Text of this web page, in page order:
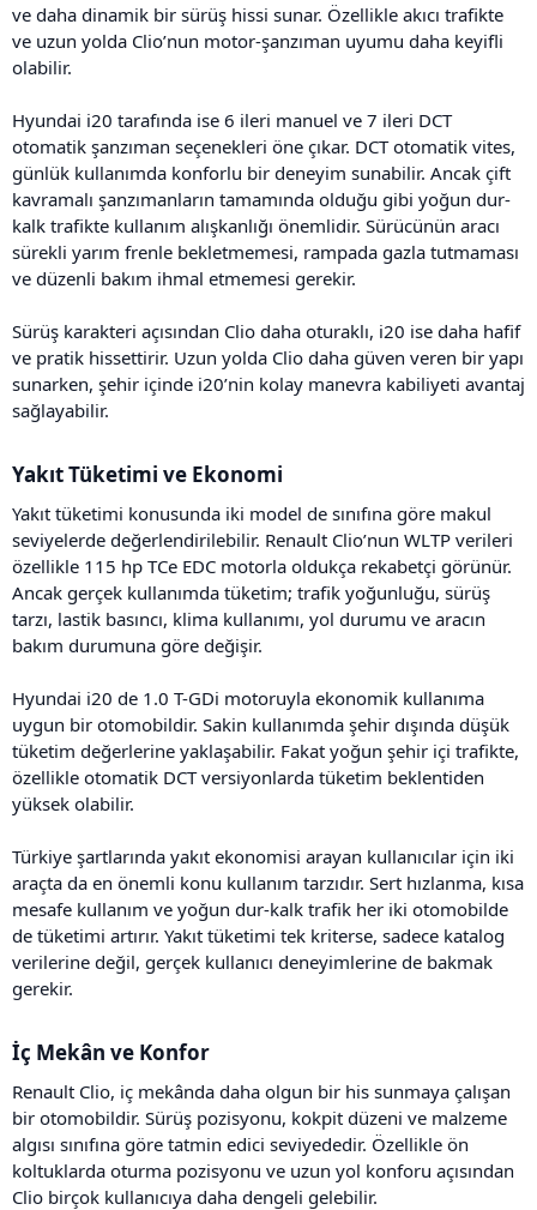
ve daha dinamik bir sürüş hissi sunar. Özellikle akıcı trafikte
ve uzun yolda Clio’nun motor-şanzıman uyumu daha keyifli
olabilir.
Hyundai i20 tarafında ise 6 ileri manuel ve 7 ileri DCT
otomatik şanzıman seçenekleri öne çıkar. DCT otomatik vites,
günlük kullanımda konforlu bir deneyim sunabilir. Ancak çift
kavramalı şanzımanların tamamında olduğu gibi yoğun dur-
kalk trafikte kullanım alışkanlığı önemlidir. Sürücünün aracı
sürekli yarım frenle bekletmemesi, rampada gazla tutmaması
ve düzenli bakım ihmal etmemesi gerekir.
Sürüş karakteri açısından Clio daha oturaklı, i20 ise daha hafif
ve pratik hissettirir. Uzun yolda Clio daha güven veren bir yapı
sunarken, şehir içinde i20’nin kolay manevra kabiliyeti avantaj
sağlayabilir.
Yakıt Tüketimi ve Ekonomi​
Yakıt tüketimi konusunda iki model de sınıfına göre makul
seviyelerde değerlendirilebilir. Renault Clio’nun WLTP verileri
özellikle 115 hp TCe EDC motorla oldukça rekabetçi görünür.
Ancak gerçek kullanımda tüketim; trafik yoğunluğu, sürüş
tarzı, lastik basıncı, klima kullanımı, yol durumu ve aracın
bakım durumuna göre değişir.
Hyundai i20 de 1.0 T-GDi motoruyla ekonomik kullanıma
uygun bir otomobildir. Sakin kullanımda şehir dışında düşük
tüketim değerlerine yaklaşabilir. Fakat yoğun şehir içi trafikte,
özellikle otomatik DCT versiyonlarda tüketim beklentiden
yüksek olabilir.
Türkiye şartlarında yakıt ekonomisi arayan kullanıcılar için iki
araçta da en önemli konu kullanım tarzıdır. Sert hızlanma, kısa
mesafe kullanım ve yoğun dur-kalk trafik her iki otomobilde
de tüketimi artırır. Yakıt tüketimi tek kriterse, sadece katalog
verilerine değil, gerçek kullanıcı deneyimlerine de bakmak
gerekir.
İç Mekân ve Konfor​
Renault Clio, iç mekânda daha olgun bir his sunmaya çalışan
bir otomobildir. Sürüş pozisyonu, kokpit düzeni ve malzeme
algısı sınıfına göre tatmin edici seviyededir. Özellikle ön
koltuklarda oturma pozisyonu ve uzun yol konforu açısından
Clio birçok kullanıcıya daha dengeli gelebilir.